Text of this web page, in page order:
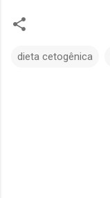
dieta cetogênica